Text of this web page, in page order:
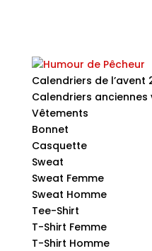
Calendriers de l’avent
Calendriers anciennes
Vêtements
Bonnet
Casquette
Sweat
Sweat Femme
Sweat Homme
Tee-Shirt
T-Shirt Femme
T-Shirt Homme